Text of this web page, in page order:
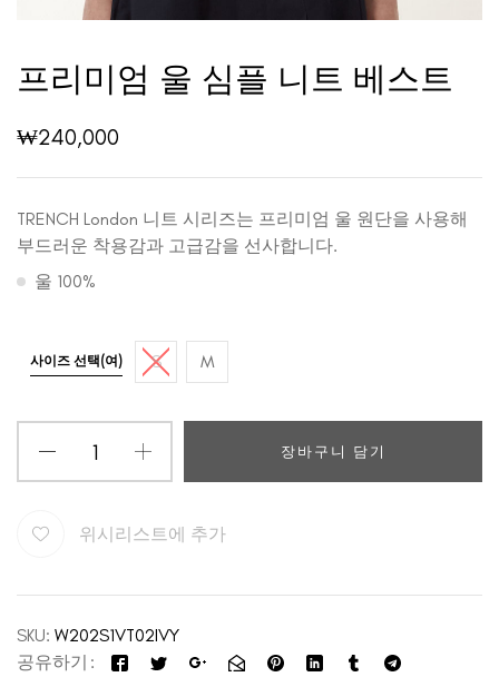
프리미엄 울 심플 니트 베스트
₩240,000
TRENCH London 니트 시리즈는 프리미엄 울 원단을 사용해
부드러운 착용감과 고급감을 선사합니다.
울 100%
사이즈 선택(여) S M
장바구니 담기
위시리스트에 추가
SKU: W202S1VT02IVY
공유하기